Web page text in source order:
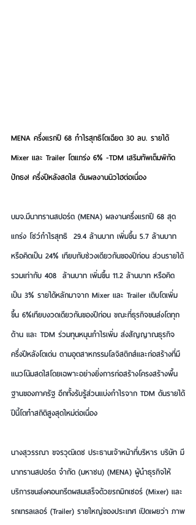
MENA ครึ่งแรกปี 68 กำไรสุทธิโตเฉียด 30 ลบ. รายได้
Mixer และ Trailer โตแกร่ง 6% -TDM เสริมทัพเต็มพิกัด
ปักธง! ครึ่งปีหลังสดใส ดันผลงานนิวไฮต่อเนื่อง
บมจ.มีนาทรานสปอร์ต (MENA) ผลงานครึ่งแรกปี 68 สุด
แกร่ง โชว์กำไรสุทธิ  29.4 ล้านบาท เพิ่มขึ้น 5.7 ล้านบาท
หรือคิดเป็น 24% เทียบกับช่วงเดียวกันของปีก่อน ส่วนรายได้
รวมเท่ากับ 408  ล้านบาท เพิ่มขึ้น 11.2 ล้านบาท หรือคิด
เป็น 3% รายได้หลักมาจาก Mixer และ Trailer เติบโตเพิ่ม
ขึ้น 6%เทียบงวดเดียวกันของปีก่อน ขณะที่ธุรกิจขนส่งโตทุก
ด้าน และ TDM ร่วมทุนหนุนกำไรเพิ่ม ส่งสัญญาณธุรกิจ
ครึ่งปีหลังโตเด่น ตามอุตสาหกรรมโลจิสติกส์และก่อสร้างที่มี
แนวโน้มสดใสโดยเฉพาะอย่างยิ่งการก่อสร้างโครงสร้างพื้น
ฐานของภาครัฐ อีกทั้งรับรู้ส่วนแบ่งกำไรจาก TDM ดันรายได้
ปีนี้โตทำสถิติสูงสุดใหม่ต่อเนื่อง
นางสุวรรณา ขจรวุฒิเดช ประธานเจ้าหน้าที่บริหาร บริษัท มี
นาทรานสปอร์ต จำกัด (มหาชน) (MENA) ผู้นำธุรกิจให้
บริการขนส่งคอนกรีตผสมเสร็จด้วยรถมิกเซอร์ (Mixer) และ
รถเทรลเลอร์ (Trailer) รายใหญ่ของประเทศ เปิดเผยว่า ภาพ